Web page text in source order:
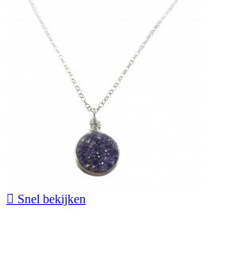
€ 14,95
 Snel bekijken